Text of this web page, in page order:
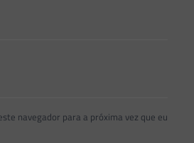
navegador para a próxima vez que eu